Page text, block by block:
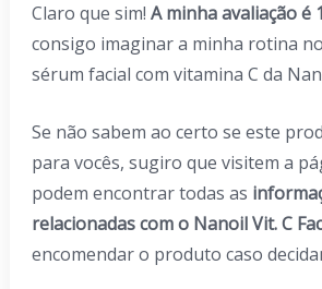
Claro que sim! A minha avaliação é
consigo imaginar a minha rotina
sérum facial com vitamina C da
Se não sabem ao certo se este
para vocês, sugiro que visitem a
podem encontrar todas as
relacionadas com o Nanoil Vit. C
encomendar o produto caso